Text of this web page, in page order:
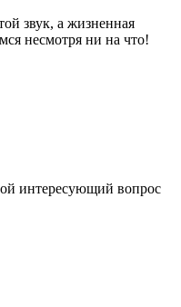
звук, а жизненная
несмотря ни на что!
интересующий вопрос